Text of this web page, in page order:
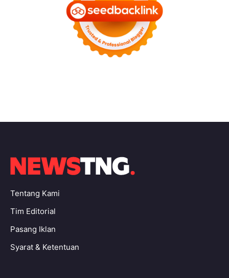
Tentang Kami
Tim Editorial
Pasang Iklan
Syarat & Ketentuan